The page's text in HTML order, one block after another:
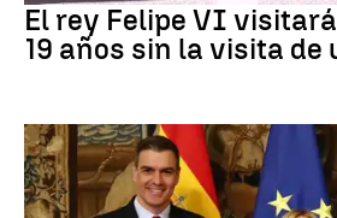
El rey Felipe VI
19 años sin la visita de